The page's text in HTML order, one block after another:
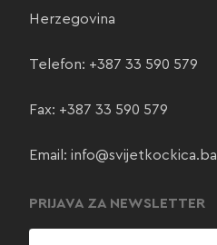
Herzegovina
Telefon: +387 33 590 579
Fax: +387 33 590 579
Email: info@svijetkockica.ba
PRIJAVA ZA NEWSLETTER